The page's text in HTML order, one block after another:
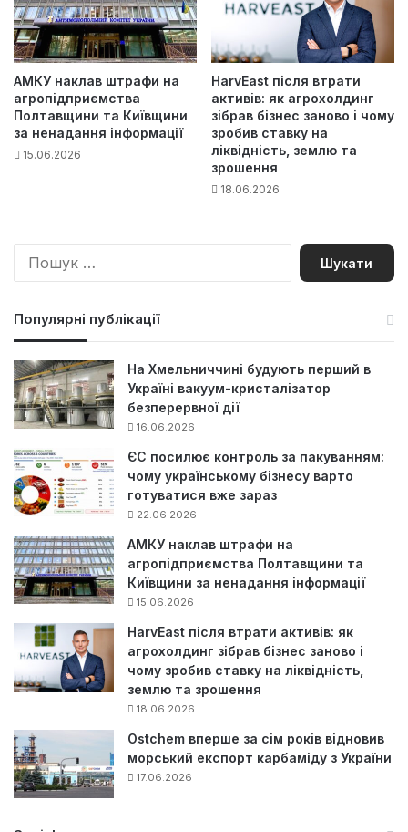
АМКУ наклав штрафи на
агропідприємства
Полтавщини та Київщини
за ненадання інформації
15.06.2026
HarvEast після втрати
активів: як агрохолдинг
зібрав бізнес заново і чому
зробив ставку на
ліквідність, землю та
зрошення
18.06.2026
П
Популярні публікації
На Хмельниччині будують перший в
Україні вакуум-кристалізатор
безперервної дії
16.06.2026
ЄС посилює контроль за пакуванням:
чому українському бізнесу варто
готуватися вже зараз
22.06.2026
АМКУ наклав штрафи на
агропідприємства Полтавщини та
Київщини за ненадання інформації
15.06.2026
HarvEast після втрати активів: як
агрохолдинг зібрав бізнес заново і
чому зробив ставку на ліквідність,
землю та зрошення
18.06.2026
Ostchem вперше за сім років відновив
морський експорт карбаміду з України
17.06.2026